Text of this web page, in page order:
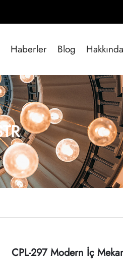
Haberler Blog Hakkında
CPL-297 Modern İç